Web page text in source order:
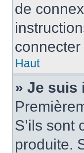
de
Haut
» Je suis
S’ils sont
produite.